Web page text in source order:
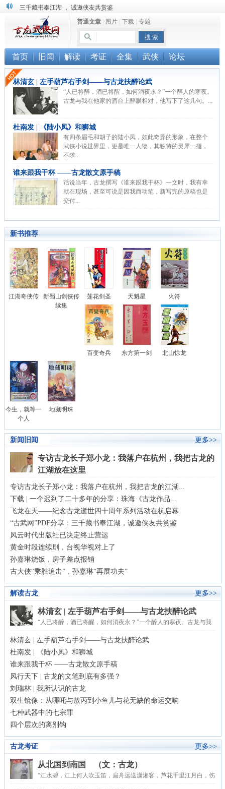
三千藏书奉江湖 ， 诚邀侠友共赏鉴
“武侠书库”查缺补漏活动圆满结束
珠海《古龙作品集》PDF扫描版分享
普通文章| 图片| 下载| 专题
首页 旧闻 解读 考证 全集 武侠 论坛
林清玄 | 左手葫芦右手剑——与古龙扶醉论武
“人已将醉，酒已将醒，如何消夜永？”一个醉人的寒夜。
古龙与我在他家的酒台上醉眼相对，他写下了这几句。...
杜南发 | 《陆小凤》和狮城
有四条眉毛和胡子的陆小凤，如此奇异的形象，在整个
武侠小说世界里，更是唯一人物，其独特的灵犀一指，
不求...
谁来跟我干杯 ——古龙散文原手稿
话说当年，古龙撰写《谁来跟我干杯》一文时，我有幸
就在现场，甚至可说是因我而动笔，新写完的原稿也是
交付...
新书推荐
江湖奇侠传
新蜀山剑侠传
续集
莲花剑圣 天魁星 火符
百变奇兵 东方第一剑 北山惊龙
今生，就等一
个人
地藏明珠
新闻旧闻 更多>>
专访古龙长子郑小龙：我落户在杭州，我把古龙的
江湖放在这里
到西湖去逛一逛，实在是虚度一生。半个世纪前...
专访古龙长子郑小龙：我落户在杭州，我把古龙的江湖...
下载 | 一个迟到了二十多年的分享：珠海《古龙作品...
飞龙在天——纪念古龙逝世四十周年系列活动在杭启幕
“古武网”PDF分享：三千藏书奉江湖，诚邀侠友共赏鉴
风云时代出版社已决定终止营运
黄金时段连续剧，台视华视对上了
孙嘉琳烧饭，房子差点报销
古大侠“乘胜追击”，孙嘉琳“再展功夫”
解读古龙 更多>>
林清玄 | 左手葫芦右手剑——与古龙扶醉论武
“人已将醉，酒已将醒，如何消夜永？”一个醉人的寒夜。古龙与我
林清玄 | 左手葫芦右手剑——与古龙扶醉论武
杜南发 | 《陆小凤》和狮城
谁来跟我干杯 ——古龙散文原手稿
风行天下 | 古龙的文笔到底有多强？
刘瑞林 | 我所认识的古龙
双生镜像：从哪吒与敖丙到小鱼儿与花无缺的命运交响
七种武器中的七宗罪
四个层次的离别钩
古龙考证 更多>>
从北国到南国 （文：古龙）
“江水碧，江上何人吹玉笛，扁舟远送潇湘客，芦花千里江月白，伤